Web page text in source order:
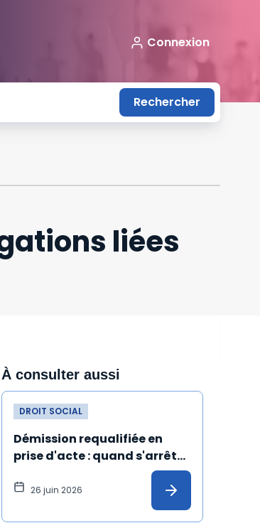
Connexion
Rechercher
liées
À consulter aussi
DROIT SOCIAL
Démission requalifiée en
prise d'acte : quand s'arrête
l'ancienneté du salarié ?
26 juin 2026